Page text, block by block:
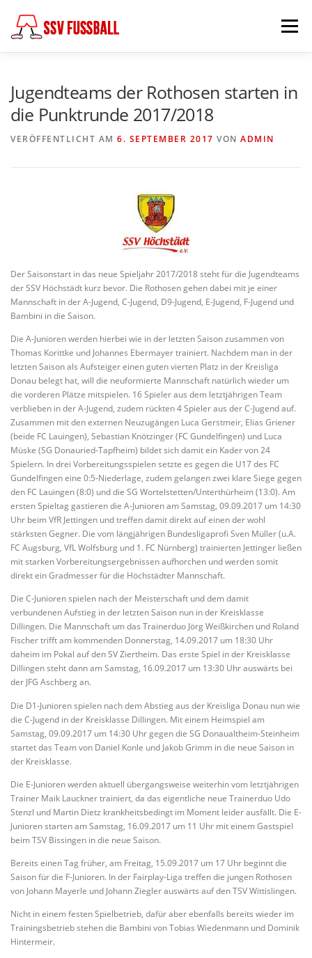
Inhalt
springen
Menü
Jugendteams der Rothosen starten in
die Punktrunde 2017/2018
VERÖFFENTLICHT AM 6. SEPTEMBER 2017 VON ADMIN
Der Saisonstart in das neue Spieljahr 2017/2018 steht für die Jugendteams
der SSV Höchstädt kurz bevor. Die Rothosen gehen dabei mit je einer
Mannschaft in der A-Jugend, C-Jugend, D9-Jugend, E-Jugend, F-Jugend und
Bambini in die Saison.
Die A-Junioren werden hierbei wie in der letzten Saison zusammen von
Thomas Korittke und Johannes Ebermayer trainiert. Nachdem man in der
letzten Saison als Aufsteiger einen guten vierten Platz in der Kreisliga
Donau belegt hat, will die neuformierte Mannschaft natürlich wieder um
die vorderen Plätze mitspielen. 16 Spieler aus dem letztjährigen Team
verblieben in der A-Jugend, zudem rückten 4 Spieler aus der C-Jugend auf.
Zusammen mit den externen Neuzugängen Luca Gerstmeir, Elias Griener
(beide FC Lauingen), Sebastian Knötzinger (FC Gundelfingen) und Luca
Müske (SG Donauried-Tapfheim) bildet sich damit ein Kader von 24
Spielern. In drei Vorbereitungsspielen setzte es gegen die U17 des FC
Gundelfingen eine 0:5-Niederlage, zudem gelangen zwei klare Siege gegen
den FC Lauingen (8:0) und die SG Wortelstetten/Unterthürheim (13:0). Am
ersten Spieltag gastieren die A-Junioren am Samstag, 09.09.2017 um 14:30
Uhr beim VfR Jettingen und treffen damit direkt auf einen der wohl
stärksten Gegner. Die vom längjährigen Bundesligaprofi Sven Müller (u.A.
FC Augsburg, VfL Wolfsburg und 1. FC Nürnberg) trainierten Jettinger ließen
mit starken Vorbereitungsergebnissen aufhorchen und werden somit
direkt ein Gradmesser für die Höchstädter Mannschaft.
Die C-Junioren spielen nach der Meisterschaft und dem damit
verbundenen Aufstieg in der letzten Saison nun in der Kreisklasse
Dillingen. Die Mannschaft um das Trainerduo Jörg Weißkirchen und Roland
Fischer trifft am kommenden Donnerstag, 14.09.2017 um 18:30 Uhr
daheim im Pokal auf den SV Ziertheim. Das erste Spiel in der Kreisklasse
Dillingen steht dann am Samstag, 16.09.2017 um 13:30 Uhr auswärts bei
der JFG Aschberg an.
Die D1-Junioren spielen nach dem Abstieg aus der Kreisliga Donau nun wie
die C-Jugend in der Kreisklasse Dillingen. Mit einem Heimspiel am
Samstag, 09.09.2017 um 14:30 Uhr gegen die SG Donaualtheim-Steinheim
startet das Team von Daniel Konle und Jakob Grimm in die neue Saison in
der Kreisklasse.
Die E-Junioren werden aktuell übergangsweise weiterhin vom letztjährigen
Trainer Maik Lauckner trainiert, da das eigentliche neue Trainerduo Udo
Stenzl und Martin Dietz krankheitsbedingt im Moment leider ausfällt. Die E-
Junioren starten am Samstag, 16.09.2017 um 11 Uhr mit einem Gastspiel
beim TSV Bissingen in die neue Saison.
Bereits einen Tag früher, am Freitag, 15.09.2017 um 17 Uhr beginnt die
Saison für die F-Junioren. In der Fairplay-Liga treffen die jungen Rothosen
von Johann Mayerle und Johann Ziegler auswärts auf den TSV Wittislingen.
Nicht in einem festen Spielbetrieb, dafür aber ebenfalls bereits wieder im
Trainingsbetrieb stehen die Bambini von Tobias Wiedenmann und Dominik
Hintermeir.